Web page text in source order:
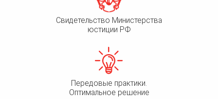
Свидетельство Министерства
юстиции РФ
Передовые практики.
Оптимальное решение